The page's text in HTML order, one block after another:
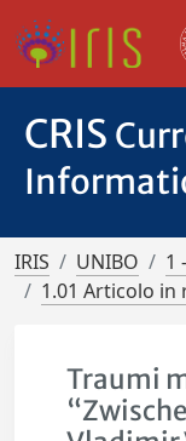
CRIS
IRIS UNIBO
1
1.01 Articolo in
Traumi